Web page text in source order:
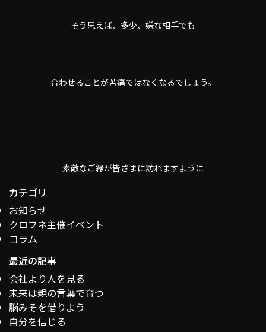
そう思えば、多少、嫌な相手でも
合わせることが苦痛ではなくなるでしょう。
素敵なご縁が皆さまに訪れますように
カテゴリ
お知らせ
クロフネ主催イベント
コラム
最近の記事
会社より人を見る
未来は親の言葉で育つ
脳みそを借りよう
自分を信じる